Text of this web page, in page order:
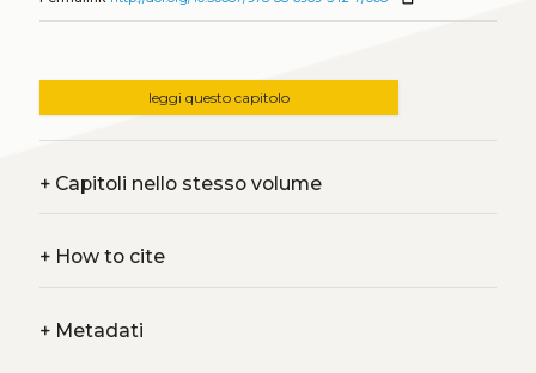
leggi questo capitolo
+Capitoli nello stesso volume
+How to cite
+Metadati